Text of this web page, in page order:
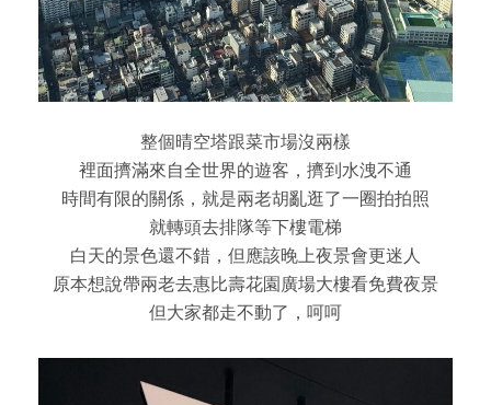
整個晴空塔跟菜市場沒兩樣
裡面擠滿來自全世界的遊客，擠到水洩不通
時間有限的關係，就是兩老胡亂逛了一圈拍拍照
就轉頭去排隊等下樓電梯
白天的景色還不錯，但應該晚上夜景會更迷人
原本想說帶兩老去惠比壽花園廣場大樓看免費夜景
但大家都走不動了，呵呵